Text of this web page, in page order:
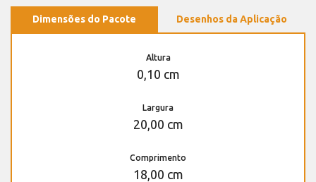
Dimensões do Pacote Desenhos da Aplicação
Altura
0,10 cm
Largura
20,00 cm
Comprimento
18,00 cm